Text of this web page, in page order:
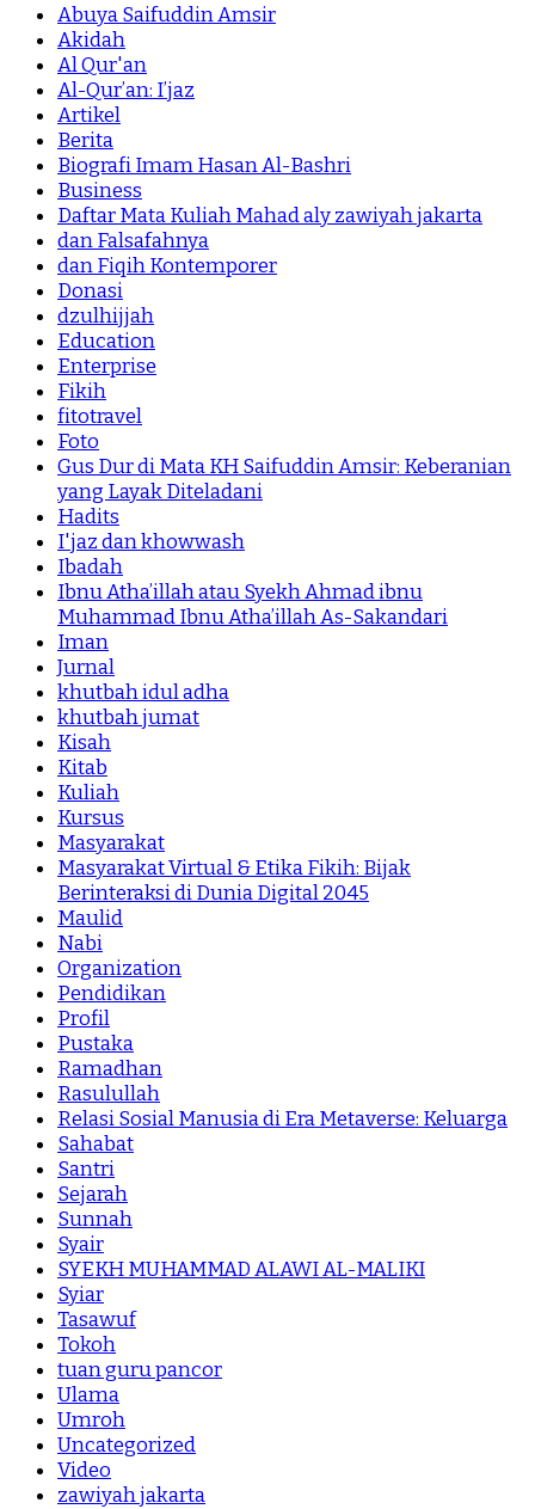
Abuya Saifuddin Amsir
Akidah
Al Qur'an
Al-Qur’an: I’jaz
Artikel
Berita
Biografi Imam Hasan Al-Bashri
Business
Daftar Mata Kuliah Mahad aly zawiyah jakarta
dan Falsafahnya
dan Fiqih Kontemporer
Donasi
dzulhijjah
Education
Enterprise
Fikih
fitotravel
Foto
Gus Dur di Mata KH Saifuddin Amsir: Keberanian
yang Layak Diteladani
Hadits
I'jaz dan khowwash
Ibadah
Ibnu Atha’illah atau Syekh Ahmad ibnu
Muhammad Ibnu Atha’illah As-Sakandari
Iman
Jurnal
khutbah idul adha
khutbah jumat
Kisah
Kitab
Kuliah
Kursus
Masyarakat
Masyarakat Virtual & Etika Fikih: Bijak
Berinteraksi di Dunia Digital 2045
Maulid
Nabi
Organization
Pendidikan
Profil
Pustaka
Ramadhan
Rasulullah
Relasi Sosial Manusia di Era Metaverse: Keluarga
Sahabat
Santri
Sejarah
Sunnah
Syair
SYEKH MUHAMMAD ALAWI AL-MALIKI
Syiar
Tasawuf
Tokoh
tuan guru pancor
Ulama
Umroh
Uncategorized
Video
zawiyah jakarta